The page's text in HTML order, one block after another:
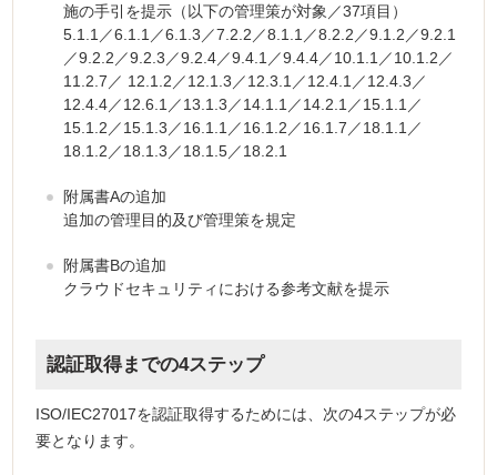
施の手引を提示（以下の管理策が対象／37項目）
5.1.1／6.1.1／6.1.3／7.2.2／8.1.1／8.2.2／9.1.2／9.2.1
／9.2.2／9.2.3／9.2.4／9.4.1／9.4.4／10.1.1／10.1.2／
11.2.7／ 12.1.2／12.1.3／12.3.1／12.4.1／12.4.3／
12.4.4／12.6.1／13.1.3／14.1.1／14.2.1／15.1.1／
15.1.2／15.1.3／16.1.1／16.1.2／16.1.7／18.1.1／
18.1.2／18.1.3／18.1.5／18.2.1
附属書Aの追加
追加の管理目的及び管理策を規定
附属書Bの追加
クラウドセキュリティにおける参考文献を提示
認証取得までの4ステップ
ISO/IEC27017を認証取得するためには、次の4ステップが必
要となります。